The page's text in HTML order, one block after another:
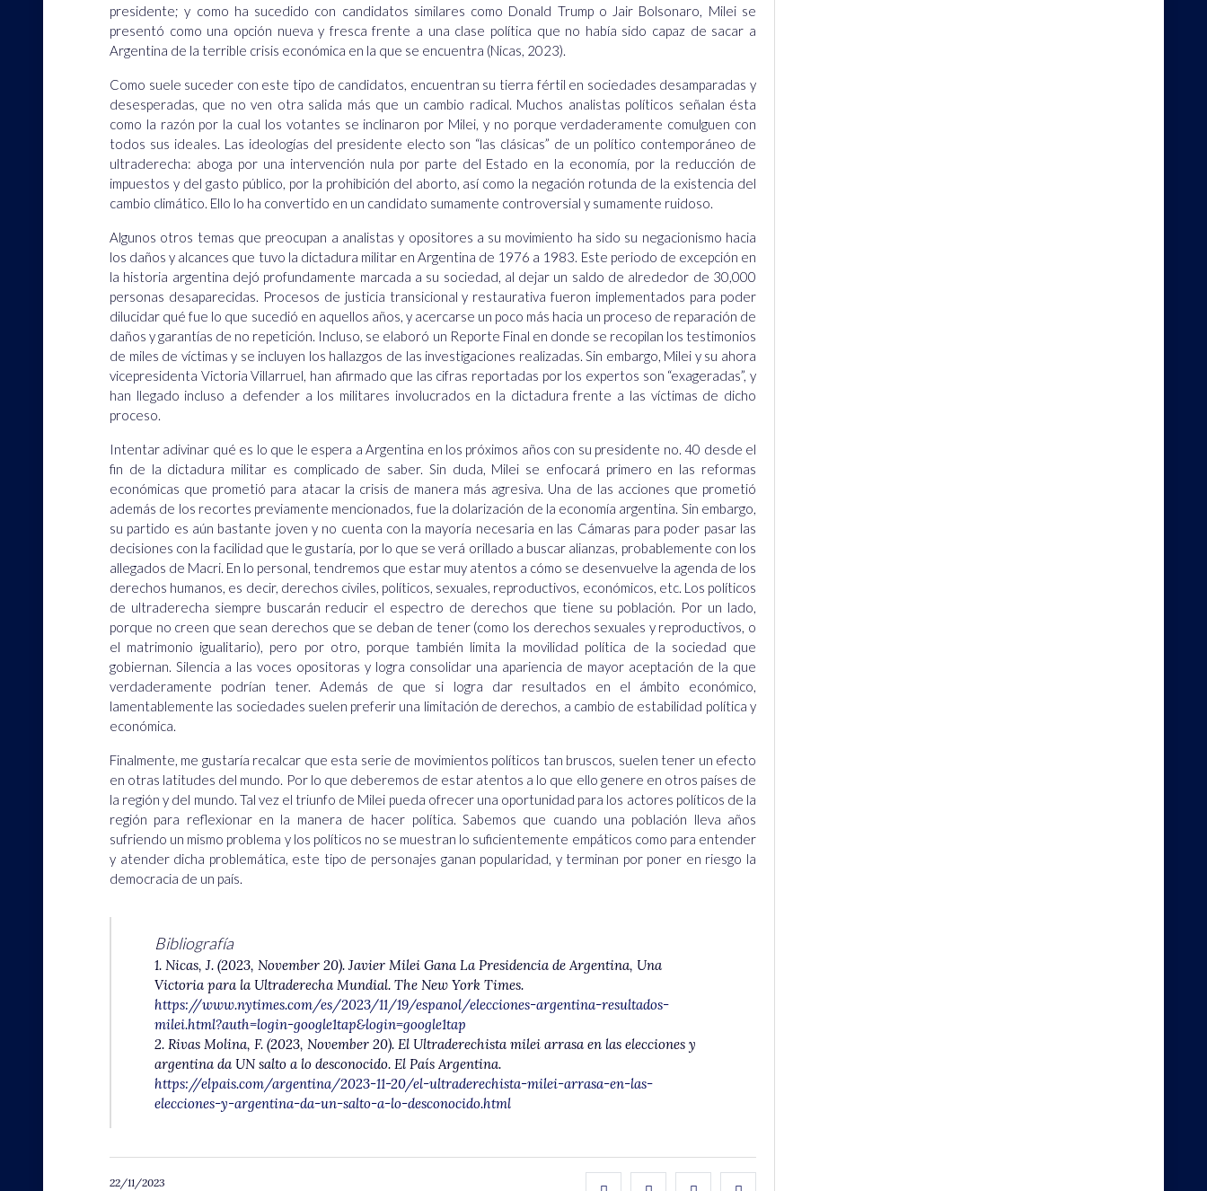
presidente; y como ha sucedido con candidatos similares como Donald Trump o Jair Bolsonaro, Milei se
presentó como una opción nueva y fresca frente a una clase política que no había sido capaz de sacar a
Argentina de la terrible crisis económica en la que se encuentra (Nicas, 2023).
Como suele suceder con este tipo de candidatos, encuentran su tierra fértil en sociedades desamparadas y
desesperadas, que no ven otra salida más que un cambio radical. Muchos analistas políticos señalan ésta
como la razón por la cual los votantes se inclinaron por Milei, y no porque verdaderamente comulguen con
todos sus ideales. Las ideologías del presidente electo son “las clásicas” de un político contemporáneo de
ultraderecha: aboga por una intervención nula por parte del Estado en la economía, por la reducción de
impuestos y del gasto público, por la prohibición del aborto, así como la negación rotunda de la existencia del
cambio climático. Ello lo ha convertido en un candidato sumamente controversial y sumamente ruidoso.
Algunos otros temas que preocupan a analistas y opositores a su movimiento ha sido su negacionismo hacia
los daños y alcances que tuvo la dictadura militar en Argentina de 1976 a 1983. Este periodo de excepción en
la historia argentina dejó profundamente marcada a su sociedad, al dejar un saldo de alrededor de 30,000
personas desaparecidas. Procesos de justicia transicional y restaurativa fueron implementados para poder
dilucidar qué fue lo que sucedió en aquellos años, y acercarse un poco más hacia un proceso de reparación de
daños y garantías de no repetición. Incluso, se elaboró un Reporte Final en donde se recopilan los testimonios
de miles de víctimas y se incluyen los hallazgos de las investigaciones realizadas. Sin embargo, Milei y su ahora
vicepresidenta Victoria Villarruel, han afirmado que las cifras reportadas por los expertos son “exageradas”, y
han llegado incluso a defender a los militares involucrados en la dictadura frente a las víctimas de dicho
proceso.
Intentar adivinar qué es lo que le espera a Argentina en los próximos años con su presidente no. 40 desde el
fin de la dictadura militar es complicado de saber. Sin duda, Milei se enfocará primero en las reformas
económicas que prometió para atacar la crisis de manera más agresiva. Una de las acciones que prometió
además de los recortes previamente mencionados, fue la dolarización de la economía argentina. Sin embargo,
su partido es aún bastante joven y no cuenta con la mayoría necesaria en las Cámaras para poder pasar las
decisiones con la facilidad que le gustaría, por lo que se verá orillado a buscar alianzas, probablemente con los
allegados de Macri. En lo personal, tendremos que estar muy atentos a cómo se desenvuelve la agenda de los
derechos humanos, es decir, derechos civiles, políticos, sexuales, reproductivos, económicos, etc. Los políticos
de ultraderecha siempre buscarán reducir el espectro de derechos que tiene su población. Por un lado,
porque no creen que sean derechos que se deban de tener (como los derechos sexuales y reproductivos, o
el matrimonio igualitario), pero por otro, porque también limita la movilidad política de la sociedad que
gobiernan. Silencia a las voces opositoras y logra consolidar una apariencia de mayor aceptación de la que
verdaderamente podrían tener. Además de que si logra dar resultados en el ámbito económico,
lamentablemente las sociedades suelen preferir una limitación de derechos, a cambio de estabilidad política y
económica.
Finalmente, me gustaría recalcar que esta serie de movimientos políticos tan bruscos, suelen tener un efecto
en otras latitudes del mundo. Por lo que deberemos de estar atentos a lo que ello genere en otros países de
la región y del mundo. Tal vez el triunfo de Milei pueda ofrecer una oportunidad para los actores políticos de la
región para reflexionar en la manera de hacer política. Sabemos que cuando una población lleva años
sufriendo un mismo problema y los políticos no se muestran lo suficientemente empáticos como para entender
y atender dicha problemática, este tipo de personajes ganan popularidad, y terminan por poner en riesgo la
democracia de un país.
Bibliografía
1. Nicas, J. (2023, November 20). Javier Milei Gana La Presidencia de Argentina, Una
Victoria para la Ultraderecha Mundial. The New York Times.
https://www.nytimes.com/es/2023/11/19/espanol/elecciones-argentina-resultados-
milei.html?auth=login-google1tap&login=google1tap
2. Rivas Molina, F. (2023, November 20). El Ultraderechista milei arrasa en las elecciones y
argentina da UN salto a lo desconocido. El País Argentina.
https://elpais.com/argentina/2023-11-20/el-ultraderechista-milei-arrasa-en-las-
elecciones-y-argentina-da-un-salto-a-lo-desconocido.html
22/11/2023